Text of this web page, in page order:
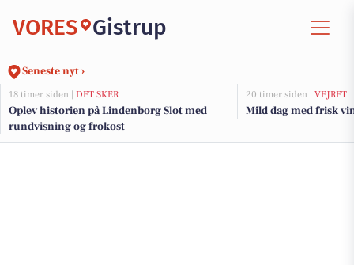
VORES Gistrup
Seneste nyt ›
18 timer siden | DET SKER
Oplev historien på Lindenborg Slot med
rundvisning og frokost
20 timer siden | VEJRET
Mild dag med frisk